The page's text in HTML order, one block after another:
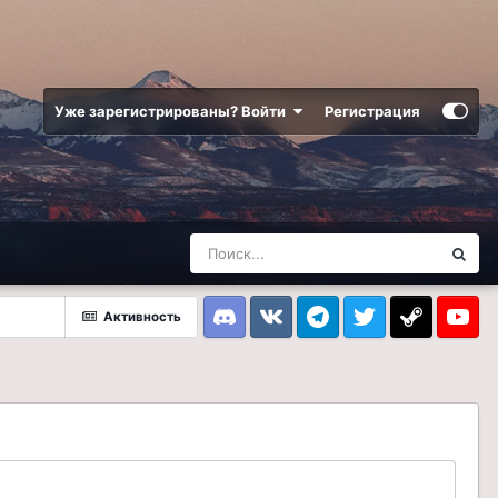
Уже зарегистрированы? Войти Регистрация
Активность
DiscordVK TelegramTwitter Steam